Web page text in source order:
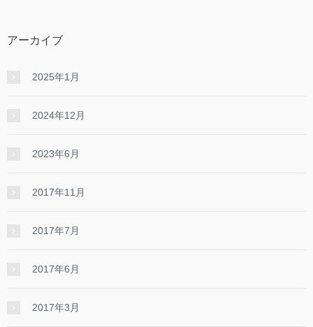
アーカイブ
2025年1月
2024年12月
2023年6月
2017年11月
2017年7月
2017年6月
2017年3月